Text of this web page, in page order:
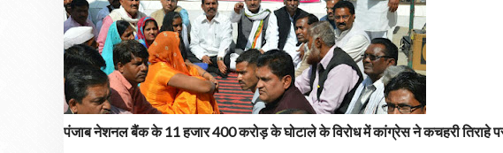
पंजाब नेशनल बैंक के 11 हजार 400 करोड़ के घोटाले के विरोध में कांग्रेस ने कचहरी तिराहे पर